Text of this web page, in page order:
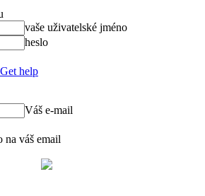
vaše uživatelské jméno
heslo
help
Váš e-mail
na váš email